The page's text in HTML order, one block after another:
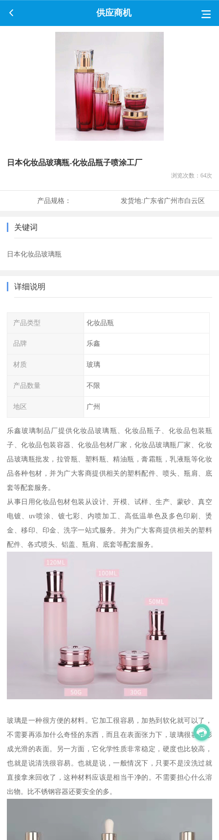
供应商机
日本化妆品玻璃瓶-化妆品瓶子喷涂工厂
浏览次数： 64次
产品规格： 发货地:广东省广州市白云区
关键词
日本化妆品玻璃瓶
详细说明
产品类型 化妆品瓶
品牌 乐鑫
材质 玻璃
产品数量 不限
地区 广州
乐鑫玻璃制品厂提供化妆品玻璃瓶、化妆品瓶子、化妆品包装瓶
子、化妆品包装容器、化妆品包材厂家，化妆品玻璃瓶厂家、化妆
品玻璃瓶批发，拉管瓶、塑料瓶、精油瓶，膏霜瓶，乳液瓶等化妆
品各种包材，并为广大客商提供相关的塑料配件、喷头、瓶肩、底
套等配套服务。
从事日用化妆品包材包装从设计、开模、试样、生产、蒙砂、真空
电镀、uv喷涂、镀七彩、内喷加工、高低温单色及多色印刷、烫
金、移印、印金、洗字一站式服务。并为广大客商提供相关的塑料
配件、各式喷头、铝盖、瓶肩、底套等配套服务。
玻璃是一种很方便的材料。它加工很容易，加热到软化就可以了，
不需要再添加什么奇怪的东西，而且在表面张力下，玻璃很容易形
成光滑的表面。另一方面，它化学性质非常稳定，硬度也比较高，
也就是说清洗很容易。也就是说，一般情况下，只要不是没洗过就
直接拿来回收了，这种材料应该是相当干净的。不需要担心什么溶
出物。比不锈钢容器还要安全的多。